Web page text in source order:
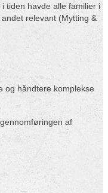
tiden havde alle familier i
relevant (Mytting &
og håndtere komplekse
af